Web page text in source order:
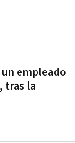
empleado
tras la